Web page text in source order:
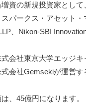
資の新規投資家とし
パークス・アセット
、Nikon-SBI
会社東京大学エッジ
会社Gemsekiが運営
、45億円になります。